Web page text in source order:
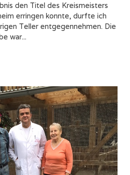
den Titel des Kreismeisters
erringen konnte, durfte ich
Teller entgegennehmen. Die
war...